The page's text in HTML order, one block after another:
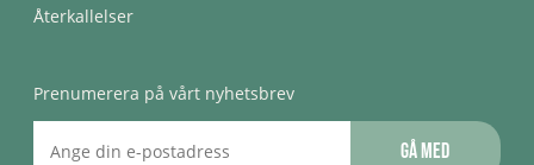
Återkallelser
Prenumerera på vårt nyhetsbrev
Gå med